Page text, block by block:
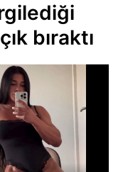
bıraktı